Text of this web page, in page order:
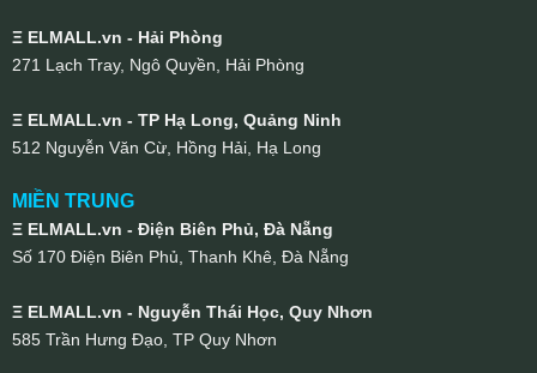
Ξ ELMALL.vn - Hải Phòng
271 Lạch Tray, Ngô Quyền, Hải Phòng
Ξ ELMALL.vn - TP Hạ Long, Quảng Ninh
512 Nguyễn Văn Cừ, Hồng Hải, Hạ Long
MIỀN TRUNG
Ξ ELMALL.vn - Điện Biên Phủ, Đà Nẵng
Số 170 Điện Biên Phủ, Thanh Khê, Đà Nẵng
Ξ ELMALL.vn - Nguyễn Thái Học, Quy Nhơn
585 Trần Hưng Đạo, TP Quy Nhơn